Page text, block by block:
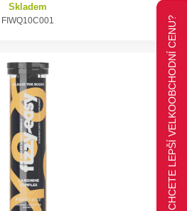
Skladem
FIWQ10C001 CHCETE LEPŠÍ VELKOOBCHODNÍ CENU?